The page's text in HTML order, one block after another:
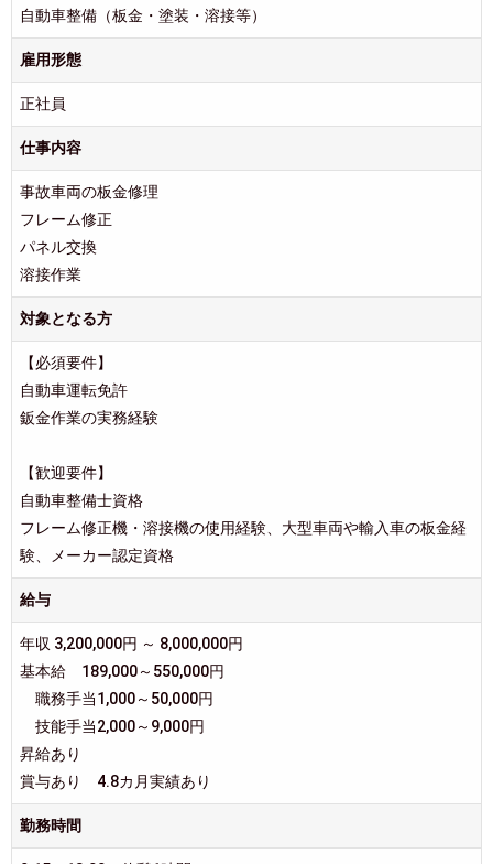
自動車整備（板金・塗装・溶接等）
雇用形態
正社員
仕事内容
事故車両の板金修理
フレーム修正
パネル交換
溶接作業
対象となる方
【必須要件】
自動車運転免許
鈑金作業の実務経験
【歓迎要件】
自動車整備士資格
フレーム修正機・溶接機の使用経験、大型車両や輸入車の板金経
験、メーカー認定資格
給与
年収 3,200,000円 ～ 8,000,000円
基本給 189,000～550,000円
職務手当1,000～50,000円
技能手当2,000～9,000円
昇給あり
賞与あり 4.8カ月実績あり
勤務時間